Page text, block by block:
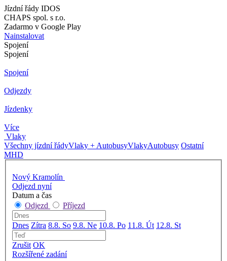
Jízdní řády IDOS
CHAPS spol. s r.o.
Zadarmo v Google Play
Nainstalovat
Spojení
Spojení
Spojení
Odjezdy
Jízdenky
Více
Vlaky
Všechny jízdní řádyVlaky + AutobusyVlakyAutobusy Ostatní
MHD
Nový Kramolín
Odjezd nyní
Datum a čas
Odjezd
Příjezd
Dnes Zítra 8.8. So 9.8. Ne 10.8. Po 11.8. Út 12.8. St
Zrušit OK
Rozšířené zadání